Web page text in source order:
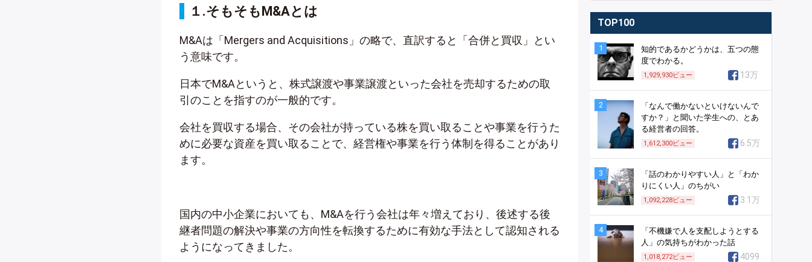
１.そもそもM&Aとは
M&Aは「Mergers and Acquisitions」の略で、直訳すると「合併と買収」とい
う意味です。
日本でM&Aというと、株式譲渡や事業譲渡といった会社を売却するための取
引のことを指すのが一般的です。
会社を買収する場合、その会社が持っている株を買い取ることや事業を行うた
めに必要な資産を買い取ることで、経営権や事業を行う体制を得ることがあり
ます。
国内の中小企業においても、M&Aを行う会社は年々増えており、後述する後
継者問題の解決や事業の方向性を転換するために有効な手法として認知される
ようになってきました。
TOP100
1
知的であるかどうかは、五つの態
度でわかる。
1,929,930ビュー 13万
2
「なんで働かないといけないんで
すか？」と聞いた学生への、とあ
る経営者の回答。
1,612,300ビュー 6.5万
3
「話のわかりやすい人」と「わか
りにくい人」のちがい
1,092,228ビュー 3.1万
4
「不機嫌で人を支配しようとする
人」の気持ちがわかった話
1,018,272ビュー 4099